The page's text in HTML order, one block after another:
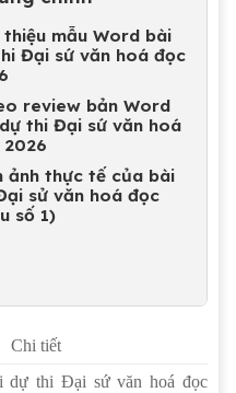
thiệu mẫu Word bài
Đại sứ văn hoá đọc
review bản Word
thi Đại sứ văn hoá
ảnh thực tế của bài
sử văn hoá đọc
số 1)
Chi tiết
dự thi Đại sứ văn hoá đọc